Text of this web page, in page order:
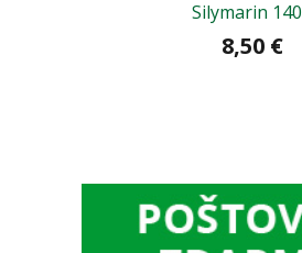
Silymarin 140
8,50 €